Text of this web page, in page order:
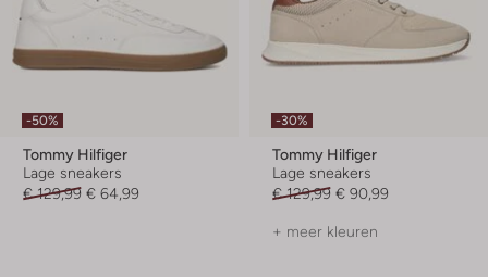
-50%
Tommy Hilfiger
Lage sneakers
€ 129,99 € 64,99
-30%
Tommy Hilfiger
Lage sneakers
€ 129,99 € 90,99
+ meer kleuren